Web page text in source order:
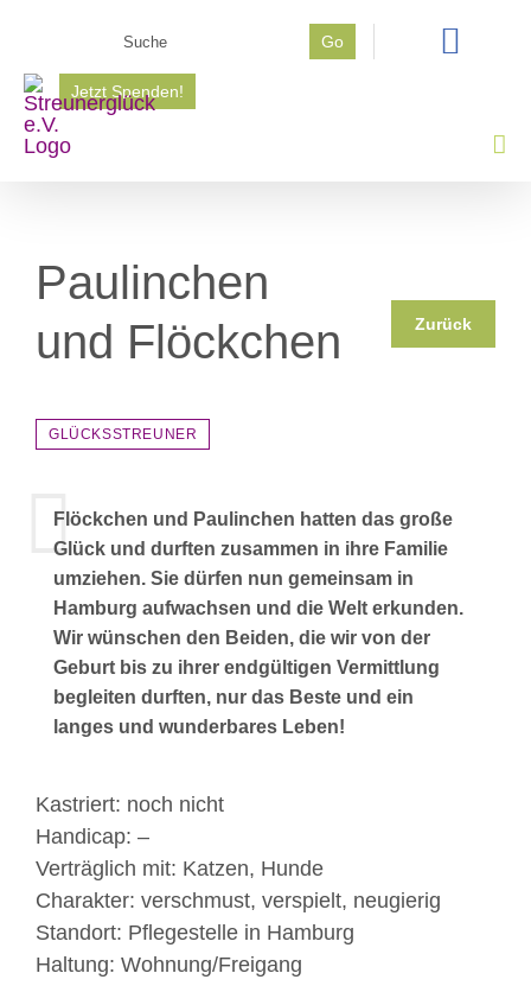
springen
Go
Jetzt Spenden!
Paulinchen
und Flöckchen
Zurück
GLÜCKSSTREUNER
Flöckchen und Paulinchen hatten das große
Glück und durften zusammen in ihre Familie
umziehen. Sie dürfen nun gemeinsam in
Hamburg aufwachsen und die Welt erkunden.
Wir wünschen den Beiden, die wir von der
Geburt bis zu ihrer endgültigen Vermittlung
begleiten durften, nur das Beste und ein
langes und wunderbares Leben!
Kastriert: noch nicht
Handicap: –
Verträglich mit: Katzen, Hunde
Charakter: verschmust, verspielt, neugierig
Standort: Pflegestelle in Hamburg
Haltung: Wohnung/Freigang